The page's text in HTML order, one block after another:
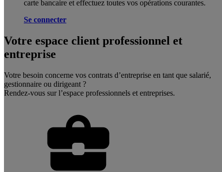
carte bancaire et effectuez toutes vos opérations courantes.
Se connecter
Votre espace client professionnel et
entreprise
Votre besoin concerne vos contrats d’entreprise en tant que salarié,
gestionnaire ou dirigeant ?
Rendez-vous sur l’espace professionnels et entreprises.